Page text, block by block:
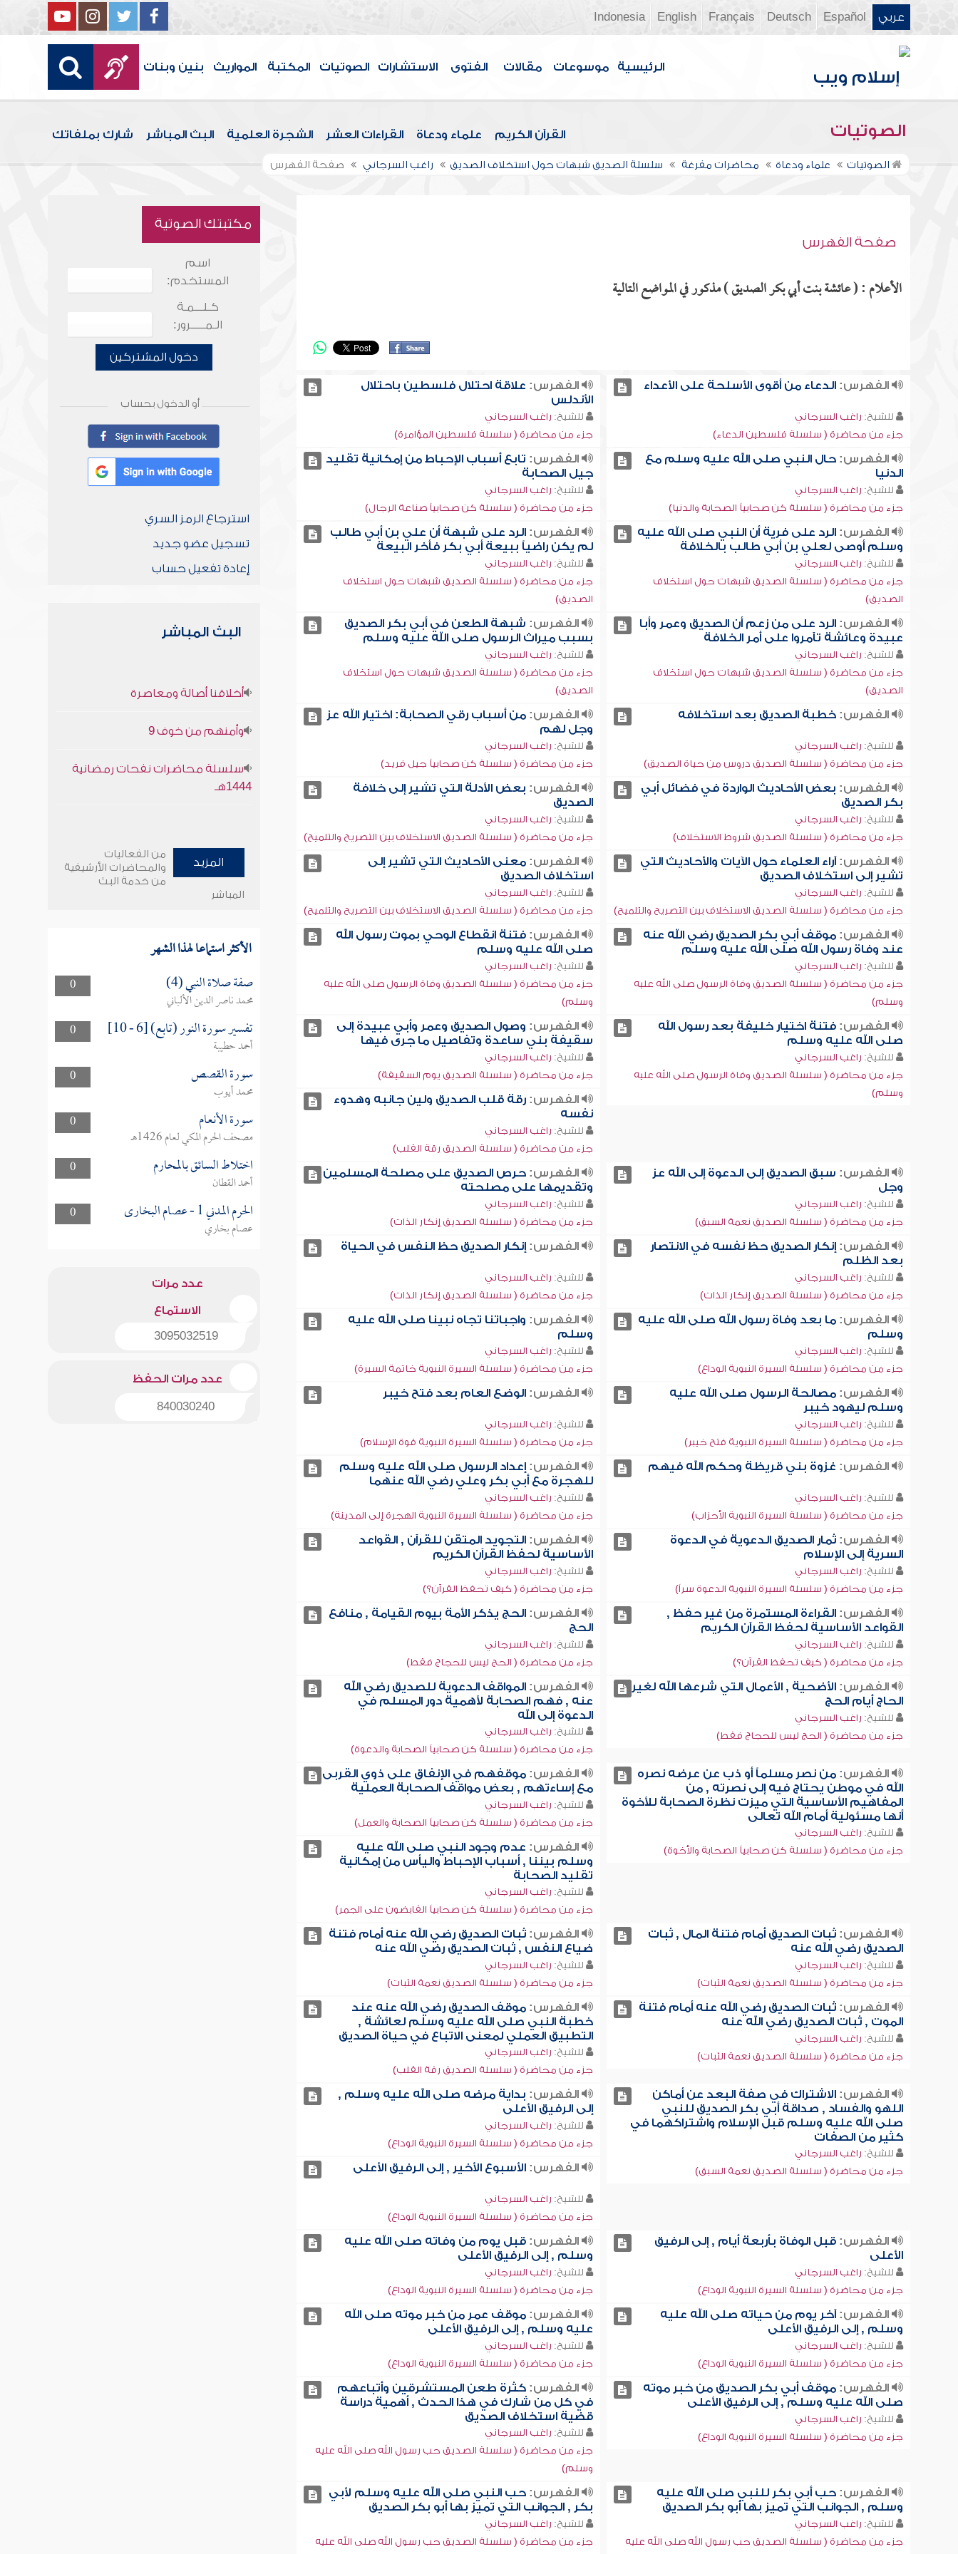
عربي Español
Deutsch
Français
English
Indonesia
الرئيسية موسوعات مقالات الفتوى الاستشارات الصوتيات المكتبة المواريث بنين وبنات
الصوتيات القرآن الكريم علماء ودعاة القراءات العشر الشجرة العلمية البث المباشر شارك بملفاتك
الصوتيات علماء ودعاة محاضرات مفرغة سلسلة الصديق شبهات حول استخلاف الصديق راغب السرجاني صفحة الفهرس
صفحة الفهرس
الأعلام : ( عائشة بنت أبي بكر الصديق ) مذكور في المواضع التالية
الفهرس:الدعاء من أقوى الأسلحة على الأعداء
للشيخ: راغب السرجاني
جزء من محاضرة ( سلسلة فلسطين الدعاء)
الفهرس: علاقة احتلال فلسطين باحتلال
الأندلس
للشيخ: راغب السرجاني
جزء من محاضرة ( سلسلة فلسطين المؤامرة)
الفهرس:حال النبي صلى الله عليه وسلم مع
الدنيا
للشيخ: راغب السرجاني
جزء من محاضرة ( سلسلة كن صحابياً الصحابة والدنيا)
الفهرس: تابع أسباب الإحباط من إمكانية تقليد
جيل الصحابة
للشيخ: راغب السرجاني
جزء من محاضرة ( سلسلة كن صحابياً صناعة الرجال)
الفهرس:الرد على فرية أن النبي صلى الله عليه
وسلم أوصى لعلي بن أبي طالب بالخلافة
للشيخ: راغب السرجاني
جزء من محاضرة ( سلسلة الصديق شبهات حول استخلاف
الصديق)
الفهرس: الرد على شبهة أن علي بن أبي طالب
لم يكن راضياً ببيعة أبي بكر فأخر البيعة
للشيخ: راغب السرجاني
جزء من محاضرة ( سلسلة الصديق شبهات حول استخلاف
الصديق)
الفهرس:الرد على من زعم أن الصديق وعمر وأبا
عبيدة وعائشة تآمروا على أمر الخلافة
للشيخ: راغب السرجاني
جزء من محاضرة ( سلسلة الصديق شبهات حول استخلاف
الصديق)
الفهرس: شبهة الطعن في أبي بكر الصديق
بسبب ميراث الرسول صلى الله عليه وسلم
للشيخ: راغب السرجاني
جزء من محاضرة ( سلسلة الصديق شبهات حول استخلاف
الصديق)
الفهرس:خطبة الصديق بعد استخلافه
للشيخ: راغب السرجاني
جزء من محاضرة ( سلسلة الصديق دروس من حياة الصديق)
الفهرس: من أسباب رقي الصحابة: اختيار الله عز
وجل لهم
للشيخ: راغب السرجاني
جزء من محاضرة ( سلسلة كن صحابياً جيل فريد)
الفهرس: بعض الأحاديث الواردة في فضائل أبي
بكر الصديق
للشيخ: راغب السرجاني
جزء من محاضرة ( سلسلة الصديق شروط الاستخلاف)
الفهرس: بعض الأدلة التي تشير إلى خلافة
الصديق
للشيخ: راغب السرجاني
جزء من محاضرة ( سلسلة الصديق الاستخلاف بين التصريح والتلميح)
الفهرس:آراء العلماء حول الآيات والأحاديث التي
تشير إلى استخلاف الصديق
للشيخ: راغب السرجاني
جزء من محاضرة ( سلسلة الصديق الاستخلاف بين التصريح والتلميح)
الفهرس: معنى الأحاديث التي تشير إلى
استخلاف الصديق
للشيخ: راغب السرجاني
جزء من محاضرة ( سلسلة الصديق الاستخلاف بين التصريح والتلميح)
الفهرس:موقف أبي بكر الصديق رضي الله عنه
عند وفاة رسول الله صلى الله عليه وسلم
للشيخ: راغب السرجاني
جزء من محاضرة ( سلسلة الصديق وفاة الرسول صلى الله عليه
وسلم)
الفهرس: فتنة انقطاع الوحي بموت رسول الله
صلى الله عليه وسلم
للشيخ: راغب السرجاني
جزء من محاضرة ( سلسلة الصديق وفاة الرسول صلى الله عليه
وسلم)
الفهرس:فتنة اختيار خليفة بعد رسول الله
صلى الله عليه وسلم
للشيخ: راغب السرجاني
جزء من محاضرة ( سلسلة الصديق وفاة الرسول صلى الله عليه
وسلم)
الفهرس: وصول الصديق وعمر وأبي عبيدة إلى
سقيفة بني ساعدة وتفاصيل ما جرى فيها
للشيخ: راغب السرجاني
جزء من محاضرة ( سلسلة الصديق يوم السقيفة)
الفهرس: رقة قلب الصديق ولين جانبه وهدوء
نفسه
للشيخ: راغب السرجاني
جزء من محاضرة ( سلسلة الصديق رقة القلب)
الفهرس: سبق الصديق إلى الدعوة إلى الله عز
وجل
للشيخ: راغب السرجاني
جزء من محاضرة ( سلسلة الصديق نعمة السبق)
الفهرس: حرص الصديق على مصلحة المسلمين
وتقديمها على مصلحته
للشيخ: راغب السرجاني
جزء من محاضرة ( سلسلة الصديق إنكار الذات)
الفهرس:إنكار الصديق حظ نفسه في الانتصار
بعد الظلم
للشيخ: راغب السرجاني
جزء من محاضرة ( سلسلة الصديق إنكار الذات)
الفهرس: إنكار الصديق حظ النفس في الحياة
للشيخ: راغب السرجاني
جزء من محاضرة ( سلسلة الصديق إنكار الذات)
الفهرس:ما بعد وفاة رسول الله صلى الله عليه
وسلم
للشيخ: راغب السرجاني
جزء من محاضرة ( سلسلة السيرة النبوية الوداع)
الفهرس: واجباتنا تجاه نبينا صلى الله عليه
وسلم
للشيخ: راغب السرجاني
جزء من محاضرة ( سلسلة السيرة النبوية خاتمة السيرة)
الفهرس:مصالحة الرسول صلى الله عليه
وسلم ليهود خيبر
للشيخ: راغب السرجاني
جزء من محاضرة ( سلسلة السيرة النبوية فتح خيبر)
الفهرس: الوضع العام بعد فتح خيبر
للشيخ: راغب السرجاني
جزء من محاضرة ( سلسلة السيرة النبوية قوة الإسلام)
الفهرس: غزوة بني قريظة وحكم الله فيهم
للشيخ: راغب السرجاني
جزء من محاضرة ( سلسلة السيرة النبوية الأحزاب)
الفهرس: إعداد الرسول صلى الله عليه وسلم
للهجرة مع أبي بكر وعلي رضي الله عنهما
للشيخ: راغب السرجاني
جزء من محاضرة ( سلسلة السيرة النبوية الهجرة إلى المدينة)
الفهرس:ثمار الصديق الدعوية في الدعوة
السرية إلى الإسلام
للشيخ: راغب السرجاني
جزء من محاضرة ( سلسلة السيرة النبوية الدعوة سراً)
الفهرس: التجويد المتقن للقرآن , القواعد
الأساسية لحفظ القرآن الكريم
للشيخ: راغب السرجاني
جزء من محاضرة ( كيف تحفظ القرآن؟)
الفهرس:القراءة المستمرة من غير حفظ ,
القواعد الأساسية لحفظ القرآن الكريم
للشيخ: راغب السرجاني
جزء من محاضرة ( كيف تحفظ القرآن؟)
الفهرس: الحج يذكر الأمة بيوم القيامة , منافع
الحج
للشيخ: راغب السرجاني
جزء من محاضرة ( الحج ليس للحجاج فقط)
الفهرس:الأضحية , الأعمال التي شرعها الله لغير
الحاج أيام الحج
للشيخ: راغب السرجاني
جزء من محاضرة ( الحج ليس للحجاج فقط)
الفهرس: المواقف الدعوية للصديق رضي الله
عنه , فهم الصحابة لأهمية دور المسلم في
الدعوة إلى الله
للشيخ: راغب السرجاني
جزء من محاضرة ( سلسلة كن صحابياً الصحابة والدعوة)
الفهرس:من نصر مسلماً أو ذب عن عرضه نصره
الله في موطن يحتاج فيه إلى نصرته , من
المفاهيم الأساسية التي ميزت نظرة الصحابة للأخوة
أنها مسئولية أمام الله تعالى
للشيخ: راغب السرجاني
جزء من محاضرة ( سلسلة كن صحابياً الصحابة والأخوة)
الفهرس: موقفهم في الإنفاق على ذوي القربى
مع إساءتهم , بعض مواقف الصحابة العملية
للشيخ: راغب السرجاني
جزء من محاضرة ( سلسلة كن صحابياً الصحابة والعمل)
الفهرس: عدم وجود النبي صلى الله عليه
وسلم بيننا , أسباب الإحباط واليأس من إمكانية
تقليد الصحابة
للشيخ: راغب السرجاني
جزء من محاضرة ( سلسلة كن صحابياً القابضون على الجمر)
الفهرس:ثبات الصديق أمام فتنة المال , ثبات
الصديق رضي الله عنه
للشيخ: راغب السرجاني
جزء من محاضرة ( سلسلة الصديق نعمة الثبات)
الفهرس: ثبات الصديق رضي الله عنه أمام فتنة
ضياع النفس , ثبات الصديق رضي الله عنه
للشيخ: راغب السرجاني
جزء من محاضرة ( سلسلة الصديق نعمة الثبات)
الفهرس:ثبات الصديق رضي الله عنه أمام فتنة
الموت , ثبات الصديق رضي الله عنه
للشيخ: راغب السرجاني
جزء من محاضرة ( سلسلة الصديق نعمة الثبات)
الفهرس: موقف الصديق رضي الله عنه عند
خطبة النبي صلى الله عليه وسلم لعائشة ,
التطبيق العملي لمعنى الاتباع في حياة الصديق
للشيخ: راغب السرجاني
جزء من محاضرة ( سلسلة الصديق رقة القلب)
الفهرس:الاشتراك في صفة البعد عن أماكن
اللهو والفساد , صداقة أبي بكر الصديق للنبي
صلى الله عليه وسلم قبل الإسلام واشتراكهما في
كثير من الصفات
للشيخ: راغب السرجاني
جزء من محاضرة ( سلسلة الصديق نعمة السبق)
الفهرس: بداية مرضه صلى الله عليه وسلم ,
إلى الرفيق الأعلى
للشيخ: راغب السرجاني
جزء من محاضرة ( سلسلة السيرة النبوية الوداع)
الفهرس: الأسبوع الأخير , إلى الرفيق الأعلى
للشيخ: راغب السرجاني
جزء من محاضرة ( سلسلة السيرة النبوية الوداع)
الفهرس:قبل الوفاة بأربعة أيام , إلى الرفيق
الأعلى
للشيخ: راغب السرجاني
جزء من محاضرة ( سلسلة السيرة النبوية الوداع)
الفهرس: قبل يوم من وفاته صلى الله عليه
وسلم , إلى الرفيق الأعلى
للشيخ: راغب السرجاني
جزء من محاضرة ( سلسلة السيرة النبوية الوداع)
الفهرس:آخر يوم من حياته صلى الله عليه
وسلم , إلى الرفيق الأعلى
للشيخ: راغب السرجاني
جزء من محاضرة ( سلسلة السيرة النبوية الوداع)
الفهرس: موقف عمر من خبر موته صلى الله
عليه وسلم , إلى الرفيق الأعلى
للشيخ: راغب السرجاني
جزء من محاضرة ( سلسلة السيرة النبوية الوداع)
الفهرس:موقف أبي بكر الصديق من خبر موته
صلى الله عليه وسلم , إلى الرفيق الأعلى
للشيخ: راغب السرجاني
جزء من محاضرة ( سلسلة السيرة النبوية الوداع)
الفهرس: كثرة طعن المستشرقين وأتباعهم
في كل من شارك في هذا الحدث , أهمية دراسة
قضية استخلاف الصديق
للشيخ: راغب السرجاني
جزء من محاضرة ( سلسلة الصديق حب رسول الله صلى الله عليه
وسلم)
الفهرس:حب أبي بكر للنبي صلى الله عليه
وسلم , الجوانب التي تميز بها أبو بكر الصديق
للشيخ: راغب السرجاني
جزء من محاضرة ( سلسلة الصديق حب رسول الله صلى الله عليه
الفهرس: حب النبي صلى الله عليه وسلم لأبي
بكر , الجوانب التي تميز بها أبو بكر الصديق
للشيخ: راغب السرجاني
جزء من محاضرة ( سلسلة الصديق حب رسول الله صلى الله عليه
مكتبتك الصوتية
اسم
المستخدم:
كـلـــمـة
الـمـــــرور:
دخول المشتركين
أو الدخول بحساب
استرجاع الرمز السري
تسجيل عضو جديد
إعادة تفعيل حساب
البث المباشر
أخلاقنا أصالة ومعاصرة
وأمنهم من خوف 9
سلسلة محاضرات نفحات رمضانية
1444هـ
المزيد
من الفعاليات
والمحاضرات الأرشيفية
من خدمة البث
المباشر
الأكثر استماعا لهذا الشهر
0 صفة صلاة النبي (4)
محمد ناصر الدين الألباني
0
تفسير سورة النور (تابع) [6 - 10]
أحمد حطيبة
0
سورة القصص
محمد أيوب
0
سورة الأنعام
مصحف الحرم المكي لعام 1426هـ
0
اختلاط السائق بالمحارم
أحمد القطان
0
الحرم المدني 1 - عصام البخارى
عصام بخاري
عدد مرات
الاستماع
3095032519
عدد مرات الحفظ
840030240